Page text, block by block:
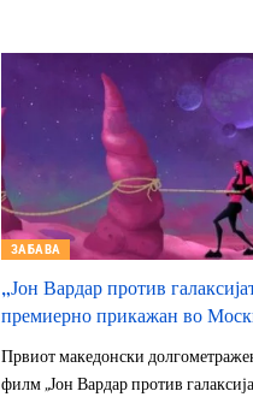
ЗАБАВА
„Јон Вардар против
премиерно прикажан во
Првиот македонски
филм „Јон Вардар против